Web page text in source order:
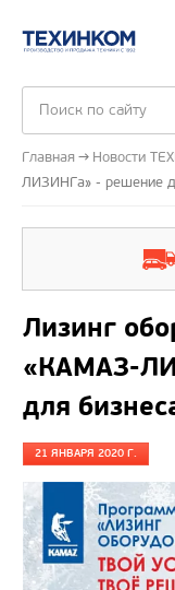
Главная Новости
ЛИЗИНГа» - решение
Лизинг
«КАМАЗ-
для
21 ЯНВАРЯ 2020 Г.